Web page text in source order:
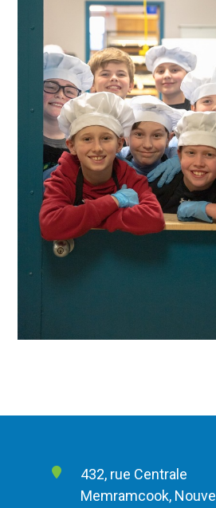
432, rue Centrale
Memramcook,